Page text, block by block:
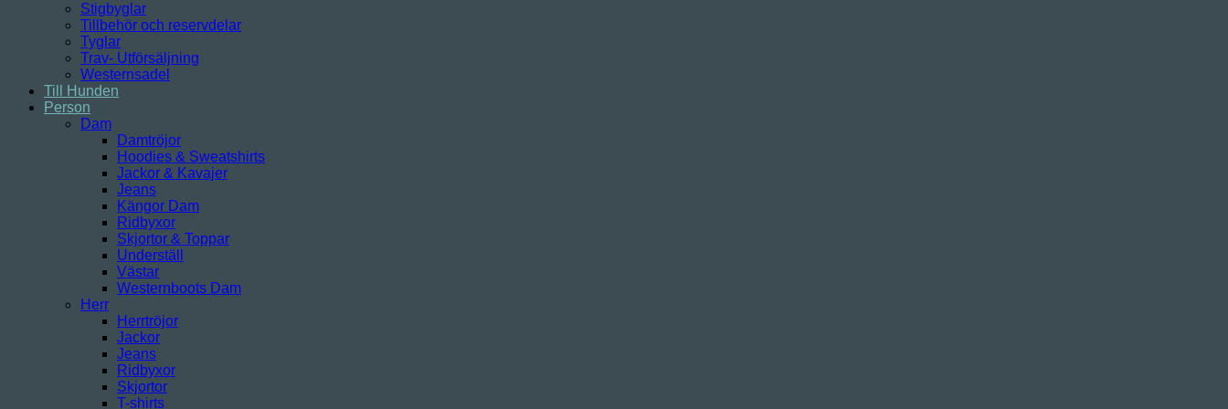
Stigbyglar
Tillbehör och reservdelar
Tyglar
Trav- Utförsäljning
Westernsadel
Till Hunden
Person
Dam
Damtröjor
Hoodies & Sweatshirts
Jackor & Kavajer
Jeans
Kängor Dam
Ridbyxor
Skjortor & Toppar
Underställ
Västar
Westernboots Dam
Herr
Herrtröjor
Jackor
Jeans
Ridbyxor
Skjortor
T-shirts